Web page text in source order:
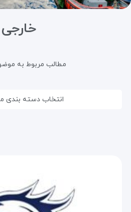
خارجی
مطالب مربوط به
انتخاب دسته بندی